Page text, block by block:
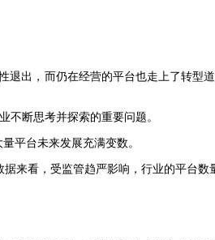
出，而仍在经营的平台也走上了转型
不断思考并探索的重要问题。
平台未来发展充满变数。
来看，受监管趋严影响，行业的平台数